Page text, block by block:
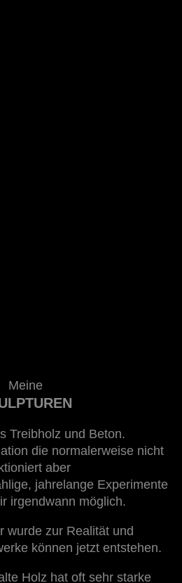
Meine
Treibholz und Beton.
die normalerweise nicht
aber
jahrelange Experimente
irgendwann möglich.
wurde zur Realität und
können jetzt entstehen.
Holz hat oft sehr starke